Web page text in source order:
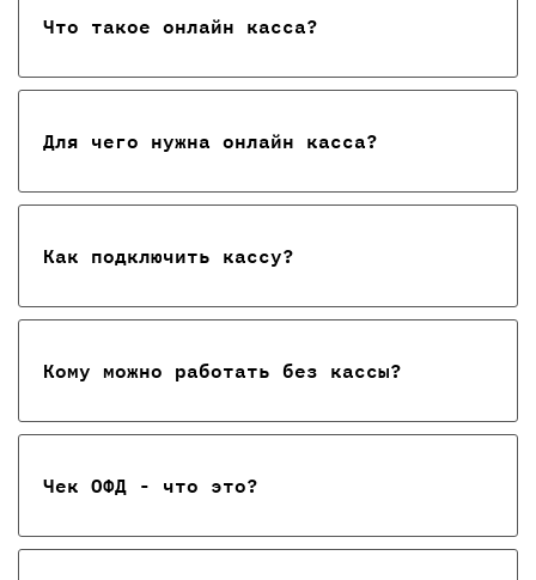
Что такое онлайн касса?
Для чего нужна онлайн касса?
Как подключить кассу?
Кому можно работать без кассы?
Чек ОФД - что это?